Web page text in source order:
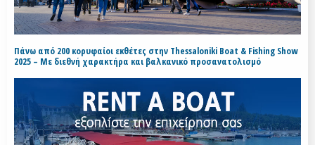
Πάνω από 200 κορυφαίοι εκθέτες στην Thessaloniki Boat & Fishing Show
2025 – Με διεθνή χαρακτήρα και βαλκανικό προσανατολισμό